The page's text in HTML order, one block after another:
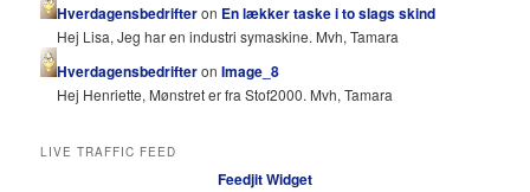
Hverdagensbedrifteron En lækker taske i to slags skind
Hej Lisa, Jeg har en industri symaskine. Mvh, Tamara
HverdagensbedrifteronImage_8
Hej Henriette, Mønstret er fra Stof2000. Mvh, Tamara
LIVE TRAFFIC FEED
Feedjit Widget